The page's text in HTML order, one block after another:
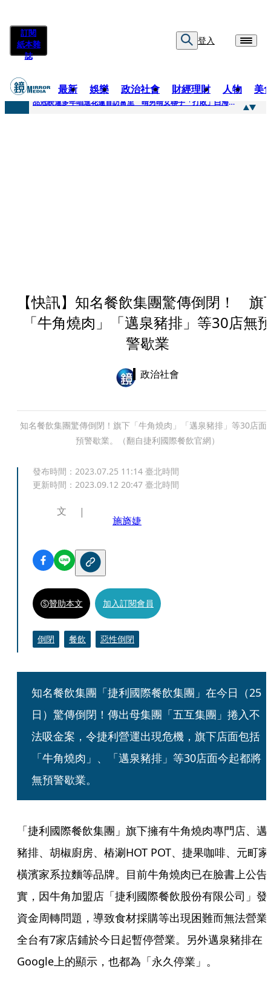
訂閱
紙本雜
誌
登入
最新 娛樂 政治社會 財經理財 人物 美
快訊
品冠睽違多年唱進花蓮首訪富里 晴男晴女聯手「打敗」白海豚颱風
【快訊】知名餐飲集團驚傳倒閉！ 旗
「牛角燒肉」「邁泉豬排」等30店無
警歇業
政治社會
知名餐飲集團驚傳倒閉！旗下「牛角燒肉」「邁泉豬排」等30店面
預警歇業。（翻自捷利國際餐飲官網）
發布時間： 2023.07.25 11:14 臺北時間
更新時間： 2023.09.12 20:47 臺北時間
文
施旖婕
贊助本文 加入訂閱會員
倒閉 餐飲 惡性倒閉
知名餐飲集團「捷利國際餐飲集團」在今日（25
日）驚傳倒閉！傳出母集團「五互集團」捲入不
法吸金案，令捷利營運出現危機，旗下店面包括
「牛角燒肉」、「邁泉豬排」等30店面今起都將
無預警歇業。
「捷利國際餐飲集團」旗下擁有牛角燒肉專門店、邁
豬排、胡椒廚房、樁涮HOT POT、捷果咖啡、元町家
橫濱家系拉麵等品牌。目前牛角燒肉已在臉書上公告
實，因牛角加盟店「捷利國際餐飲股份有限公司」發
資金周轉問題，導致食材採購等出現困難而無法營業
全台有7家店鋪於今日起暫停營業。另外邁泉豬排在
Google上的顯示，也都為「永久停業」。